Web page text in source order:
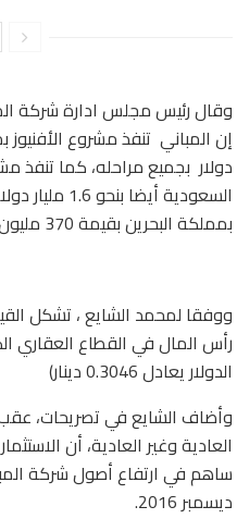
وقال رئيس مجلس ادارة شركة
دولار بجميع مراحله، كما تنفذ
السعودية
بمملكة البحرين بقيمة 370 مليون دولار.
الدولار يعادل 0.3046 دينار)
وأضاف الشايع في تصريحات،
العادية وغير العادية، أن
ديسمبر 2016.